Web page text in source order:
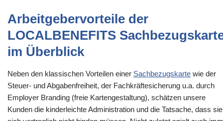
Arbeitgebervorteile der
LOCALBENEFITS
im Überblick
Neben den klassischen Vorteilen einer Sachbezugskarte wie der
Steuer- und Abgabenfreiheit, der Fachkräftesicherung u.a. durch
Employer Branding (freie Kartengestaltung), schätzen unsere
Kunden die kinderleichte Administration und die Tatsache, dass sie